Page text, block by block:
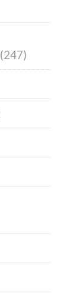
(247)